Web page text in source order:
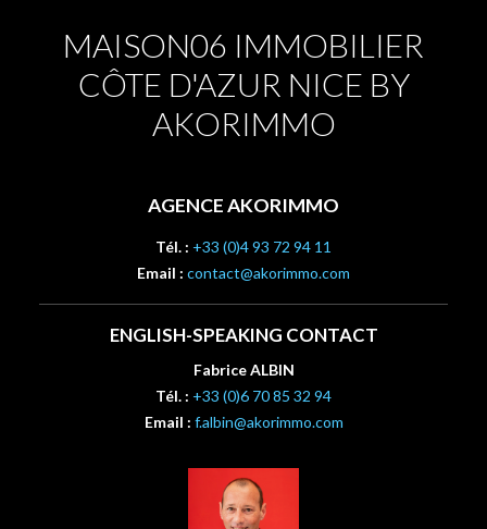
MAISON06 IMMOBILIER
CÔTE D'AZUR NICE BY
AKORIMMO
AGENCE AKORIMMO
Tél. : +33 (0)4 93 72 94 11
Email : contact@akorimmo.com
ENGLISH-SPEAKING CONTACT
Fabrice ALBIN
Tél. : +33 (0)6 70 85 32 94
Email : f.albin@akorimmo.com